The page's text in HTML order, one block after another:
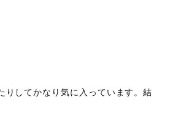
りしてかなり気に入っています。結